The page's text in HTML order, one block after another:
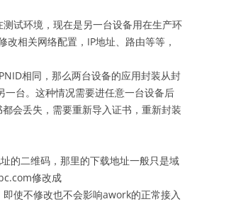
试环境，现在是另一台设备用在生产环
相关网络配置，IP地址、路由等等，
相同，那么两台设备的应用封装从封
一台。这种情况需要进任意一台设备后
会丢失，需要重新导入证书，重新封装
的二维码，那里的下载地址一般只是域
修改成
使不修改也不会影响awork的正常接入